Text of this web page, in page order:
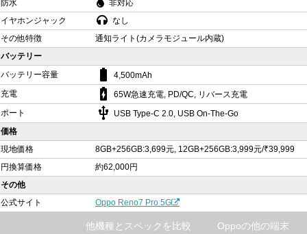
防水
非対応
イヤホンジャック
なし
その他特徴
通知ライト(カメラモジュール内蔵)
バッテリー
バッテリー容量
battery_std
4,500mAh
充電
battery_charging_full
65W急速充電, PD/QC, リバース充電
ポート
usb
USB Type-C 2.0, USB On-The-Go
価格
現地価格
8GB+256GB:3,699元, 12GB+256GB:3,999元/₹39,999
円換算価格
約62,000円
その他
公式サイト
Oppo Reno7 Pro 5G
Oppoの他の端末
他機種とスペックを比較